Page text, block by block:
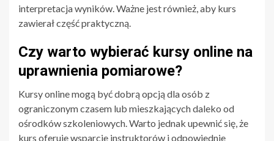
interpretacja wyników. Ważne jest również, aby kurs
zawierał część praktyczną.
Czy warto wybierać kursy online na
uprawnienia pomiarowe?
Kursy online mogą być dobrą opcją dla osób z
ograniczonym czasem lub mieszkających daleko od
ośrodków szkoleniowych. Warto jednak upewnić się, że
kurs oferuje wsparcie instruktorów i odpowiednie